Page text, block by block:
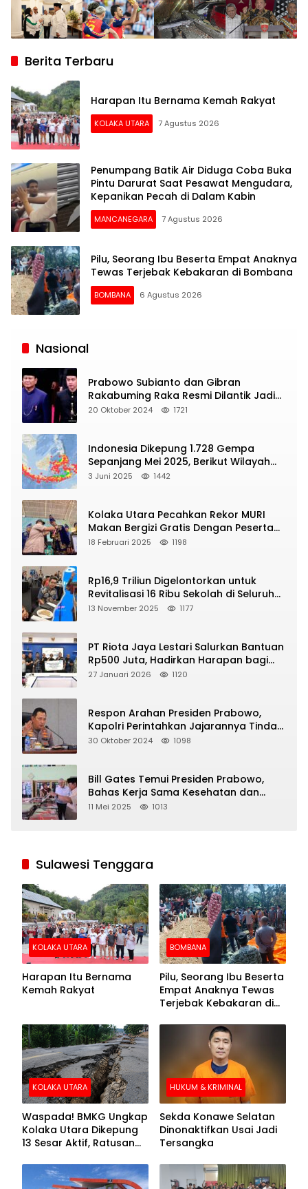
Berita Terbaru
Harapan Itu Bernama Kemah Rakyat
KOLAKA UTARA 7 Agustus 2026
Penumpang Batik Air Diduga Coba Buka
Pintu Darurat Saat Pesawat Mengudara,
Kepanikan Pecah di Dalam Kabin
MANCANEGARA 7 Agustus 2026
Pilu, Seorang Ibu Beserta Empat Anaknya
Tewas Terjebak Kebakaran di Bombana
BOMBANA 6 Agustus 2026
Siaran
Nasional
Prabowo Subianto dan Gibran
Rakabuming Raka Resmi Dilantik Jadi
Presiden dan Wapres RI
20 Oktober 2024 1721
Indonesia Dikepung 1.728 Gempa
Sepanjang Mei 2025, Berikut Wilayah
Yang Intens Diguncang!
3 Juni 2025 1442
Kolaka Utara Pecahkan Rekor MURI
Makan Bergizi Gratis Dengan Peserta
Terbanyak
18 Februari 2025 1198
Rp16,9 Triliun Digelontorkan untuk
Revitalisasi 16 Ribu Sekolah di Seluruh
Indonesia
13 November 2025 1177
PT Riota Jaya Lestari Salurkan Bantuan
Rp500 Juta, Hadirkan Harapan bagi
Korban Bencana di Sumatera
27 Januari 2026 1120
Respon Arahan Presiden Prabowo,
Kapolri Perintahkan Jajarannya Tindak
Tegas Pelaku Judi Online
30 Oktober 2024 1098
Bill Gates Temui Presiden Prabowo,
Bahas Kerja Sama Kesehatan dan
Program Makan Bergizi Gratis
11 Mei 2025 1013
Sulawesi Tenggara
KOLAKA UTARA
Harapan Itu Bernama
Kemah Rakyat
BOMBANA
Pilu, Seorang Ibu Beserta
Empat Anaknya Tewas
Terjebak Kebakaran di
KOLAKA UTARA
Waspada! BMKG Ungkap
Kolaka Utara Dikepung
13 Sesar Aktif, Ratusan
HUKUM & KRIMINAL
Sekda Konawe Selatan
Dinonaktifkan Usai Jadi
Tersangka